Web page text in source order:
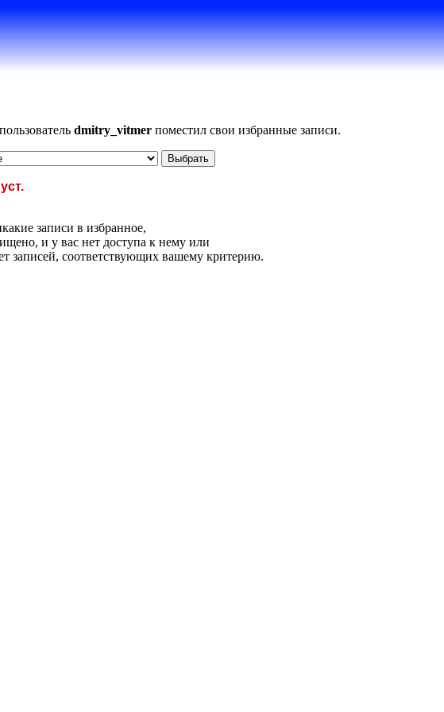
dmitry_vitmer поместил свои избранные записи.
записи в избранное,
и у вас нет доступа к нему или
записей, соответствующих вашему критерию.